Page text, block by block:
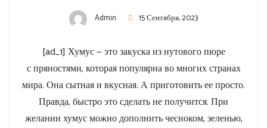
Admin 15 Сентября, 2023
[ad_1] Хумус — это закуска из нутового пюре
с пряностями, которая популярна во многих странах
мира. Она сытная и вкусная. А приготовить ее просто.
Правда, быстро это сделать не получится. При
желании хумус можно дополнить чесноком, зеленью,